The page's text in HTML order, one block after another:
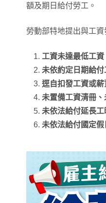
額及期日給付勞工。
勞動部特地提出與工
工資未達最低工資
未依約定日期給付
逕自扣發工資或薪
未置備工資清冊
未依法給付延長
未依法給付國定